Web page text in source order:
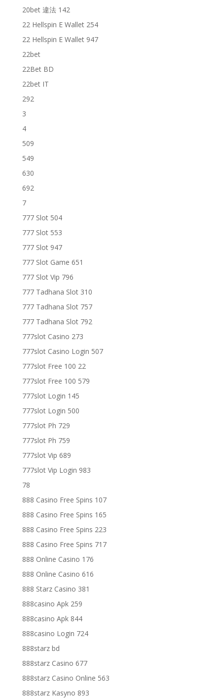
20bet 違法 142
22 Hellspin E Wallet 254
22 Hellspin E Wallet 947
22bet
22Bet BD
22bet IT
292
3
4
509
549
630
692
7
777 Slot 504
777 Slot 553
777 Slot 947
777 Slot Game 651
777 Slot Vip 796
777 Tadhana Slot 310
777 Tadhana Slot 757
777 Tadhana Slot 792
777slot Casino 273
777slot Casino Login 507
777slot Free 100 22
777slot Free 100 579
777slot Login 145
777slot Login 500
777slot Ph 729
777slot Ph 759
777slot Vip 689
777slot Vip Login 983
78
888 Casino Free Spins 107
888 Casino Free Spins 165
888 Casino Free Spins 223
888 Casino Free Spins 717
888 Online Casino 176
888 Online Casino 616
888 Starz Casino 381
888casino Apk 259
888casino Apk 844
888casino Login 724
888starz bd
888starz Casino 677
888starz Casino Online 563
888starz Kasyno 893